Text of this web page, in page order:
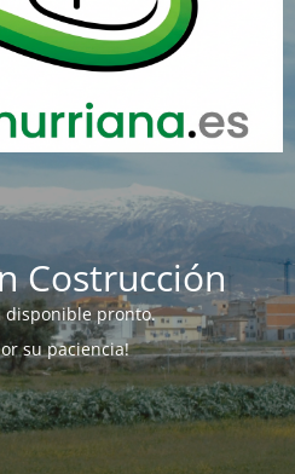
Costrucción
disponible pronto.
su paciencia!